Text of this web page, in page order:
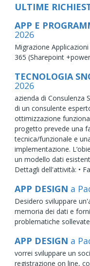
ULTIME
APP E
2026
Migrazione
365 (Sharepoint
TECNOLOGIA
2026
azienda di Consulenza
di un consulente
ottimizzazione
progetto prevede una
tecnica/funzionale e
implementazione.
un modello dati
Dettagli dell'attività: •
APP DESIGN a
Desidero sviluppare
memoria dei dati e
problematiche
APP DESIGN a
vorrei sviluppare un
registrazione on line,